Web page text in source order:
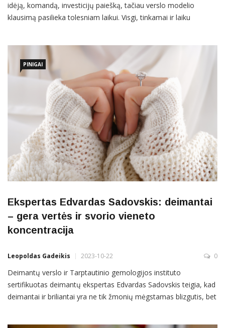
idėją, komandą, investicijų paiešką, tačiau verslo modelio
klausimą pasilieka tolesniam laikui. Visgi, tinkamai ir laiku
akceleratoriaus mentorius Mantas Lozuraitis padeda ankstyvos
PINIGAI
Ekspertas Edvardas Sadovskis: deimantai
– gera vertės ir svorio vieneto
koncentracija
Leopoldas Gadeikis 2023-10-22 0
Deimantų verslo ir Tarptautinio gemologijos instituto
sertifikuotas deimantų ekspertas Edvardas Sadovskis teigia, kad
deimantai ir briliantai yra ne tik žmonių mėgstamas blizgutis, bet